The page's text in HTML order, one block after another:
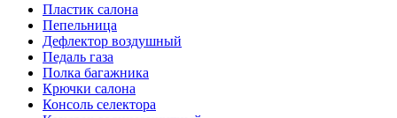
Пластик салона
Пепельница
Дефлектор воздушный
Педаль газа
Полка багажника
Крючки салона
Консоль селектора